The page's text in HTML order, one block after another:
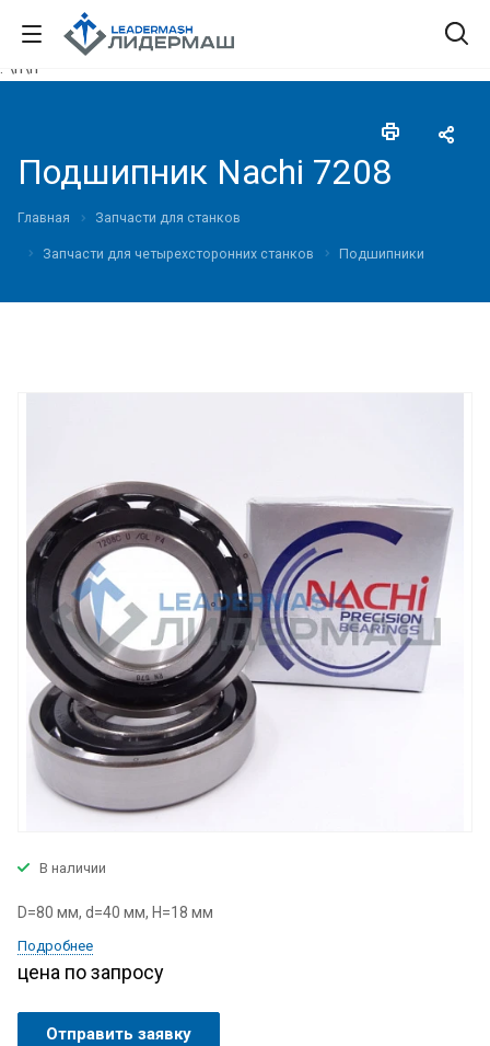
."\n \n"
Подшипник Nachi 7208
Главная Запчасти для станков
Запчасти для четырехсторонних станков Подшипники
В наличии
D=80 мм, d=40 мм, H=18 мм
Подробнее
цена по запросу
Отправить заявку